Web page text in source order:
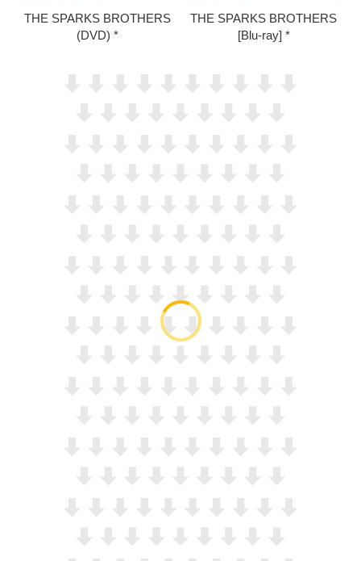
THE SPARKS BROTHERS
(DVD)
THE SPARKS BROTHERS
[Blu-ray]